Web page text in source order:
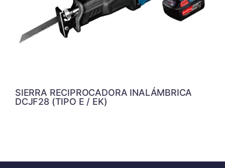
SIERRA RECIPROCADORA INALÁMBRICA
DCJF28 (TIPO E / EK)